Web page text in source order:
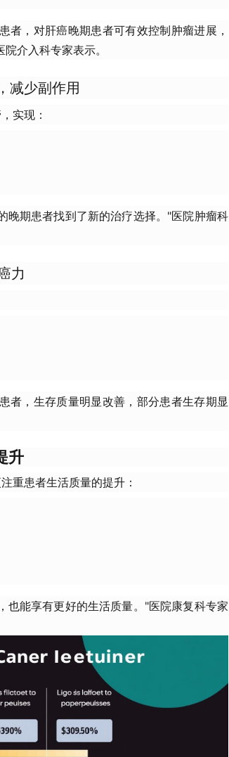
者，对肝癌晚期患者可有效控制肿瘤进展，
介入科专家表示。
减少副作用
实现：
晚期患者找到了新的治疗选择。"医院肿瘤科
力
者，生存质量明显改善，部分患者生存期显
升
重患者生活质量的提升：
也能享有更好的生活质量。"医院康复科专家